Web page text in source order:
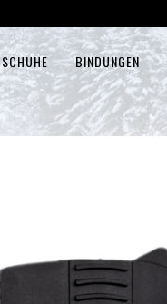
SCHUHE BINDUNGEN